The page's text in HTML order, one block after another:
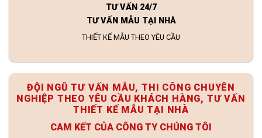
TƯ VẤN 24/7
TƯ VẤN MẪU TẠI NHÀ
THIẾT KẾ MẪU THEO YÊU CẦU
ĐỘI NGŨ TƯ VẤN MẪU, THI CÔNG CHUYÊN
NGHIỆP THEO YÊU CẦU KHÁCH HÀNG, TƯ VẤN
THIẾT KẾ MẪU TẠI NHÀ
CAM KẾT CỦA CÔNG TY CHÚNG TÔI